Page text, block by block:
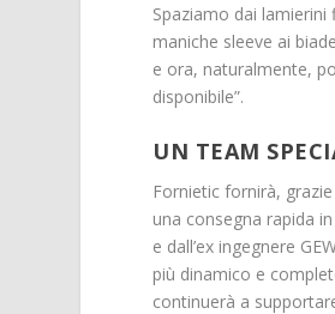
Spaziamo dai
maniche sleeve ai
e ora, naturalmente,
disponibile”.
UN TEAM
Fornietic fornirà,
una consegna rapida
e dall’ex ingegnere
più dinamico e
continuerà a